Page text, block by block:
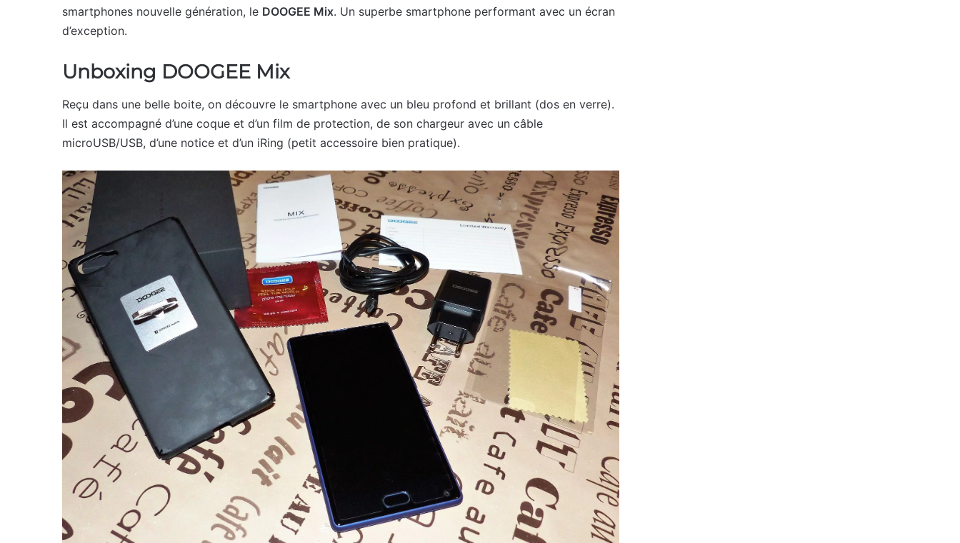
smartphones nouvelle génération, le DOOGEE Mix. Un superbe smartphone performant avec un écran
d’exception.
Unboxing DOOGEE Mix
Reçu dans une belle boite, on découvre le smartphone avec un bleu profond et brillant (dos en verre).
Il est accompagné d’une coque et d’un film de protection, de son chargeur avec un câble
microUSB/USB, d’une notice et d’un iRing (petit accessoire bien pratique).